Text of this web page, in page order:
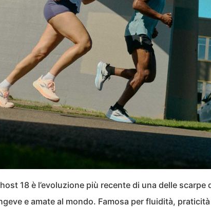
18 è l’evoluzione più recente di una delle scarpe
e amate al mondo. Famosa per fluidità,